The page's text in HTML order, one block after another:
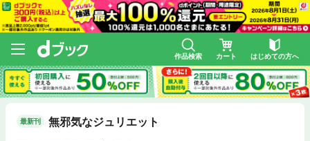
作品検索 カート はじめての方へ
最新刊 無邪気なジュリエット